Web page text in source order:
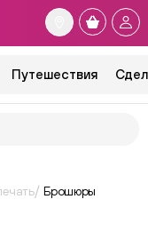
Путешествия
Брошюры